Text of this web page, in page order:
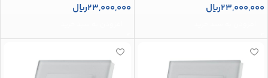
23,000,000ریال
23,000,000ریال